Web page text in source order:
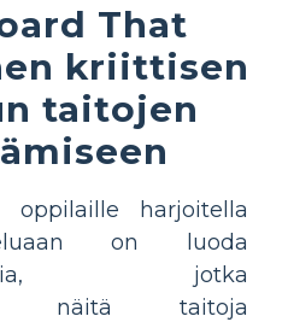
That
kriittisen
taitojen
oppilaille harjoitella
on luoda
jotka
näitä taitoja